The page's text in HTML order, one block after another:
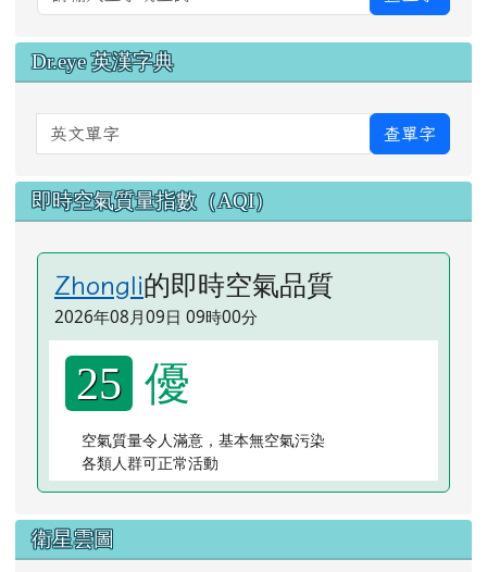
Dr.eye 英漢字典
英文單字 查單字
即時空氣質量指數（AQI）
Zhongli的即時空氣品質
2026年08月09日 09時00分
25 優
空氣質量令人滿意，基本無空氣污染
各類人群可正常活動
衛星雲圖